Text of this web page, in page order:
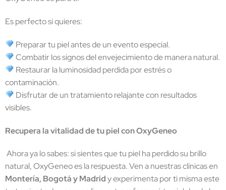
Es perfecto si quieres:
Preparar tu piel antes de un evento especial.
Combatir los signos del envejecimiento de manera natural.
Restaurar la luminosidad perdida por estrés o
contaminación.
Disfrutar de un tratamiento relajante con resultados
visibles.
Recupera la vitalidad de tu piel con OxyGeneo
Ahora ya lo sabes: si sientes que tu piel ha perdido su brillo
natural, OxyGeneo es la respuesta. Ven a nuestras clínicas en
Montería, Bogotá y Madridy experimenta por ti misma este